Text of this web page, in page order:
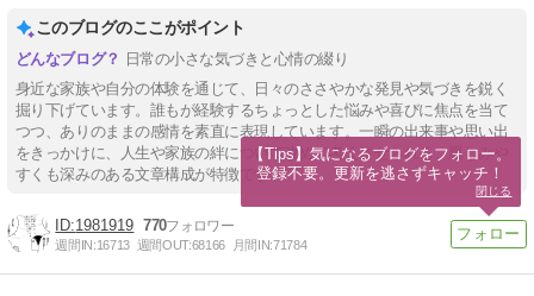
このブログのここがポイント
日常の小さな気づきと心情の綴り
身近な家族や自分の体験を通じて、日々のささやかな発見や気づきを鋭く
掘り下げています。誰もが経験するちょっとした悩みや喜びに焦点を当て
つつ、ありのままの感情を素直に表現しています。一瞬の出来事や思い出
をきっかけに、人生や家族の絆について改めて考えさせられる、親しみや
すくも深みのある文章構成が特徴です。
1981919 770
週間IN:16713 週間OUT:68166 月間IN:71784
【Tips】気になるブログをフォロー。
登録不要。更新を逃さずキャッチ！
閉じる